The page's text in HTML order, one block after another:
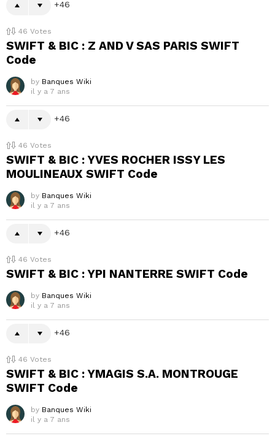
46
46 Votes
SWIFT & BIC : Z AND V SAS PARIS SWIFT
Code
by Banques Wiki
il y a 7 ans
46
46 Votes
SWIFT & BIC : YVES ROCHER ISSY LES
MOULINEAUX SWIFT Code
by Banques Wiki
il y a 7 ans
46
46 Votes
SWIFT & BIC : YPI NANTERRE SWIFT Code
by Banques Wiki
il y a 7 ans
46
46 Votes
SWIFT & BIC : YMAGIS S.A. MONTROUGE
SWIFT Code
by Banques Wiki
il y a 7 ans